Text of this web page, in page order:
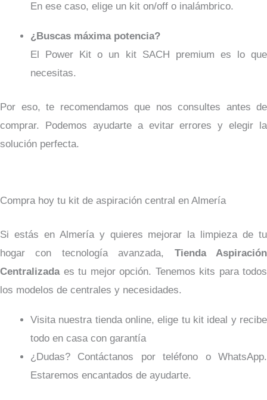
En ese caso, elige un kit on/off o inalámbrico.
¿Buscas máxima potencia?
El Power Kit o un kit SACH premium es lo que
necesitas.
Por eso, te recomendamos que nos consultes antes de
comprar. Podemos ayudarte a evitar errores y elegir la
solución perfecta.
Compra hoy tu kit de aspiración central en Almería
Si estás en Almería y quieres mejorar la limpieza de tu
hogar con tecnología avanzada, Tienda Aspiración
Centralizadaes tu mejor opción. Tenemos kits para todos
los modelos de centrales y necesidades.
Visita nuestra tienda online, elige tu kit ideal y recibe
todo en casa con garantía
¿Dudas? Contáctanos por teléfono o WhatsApp.
Estaremos encantados de ayudarte.